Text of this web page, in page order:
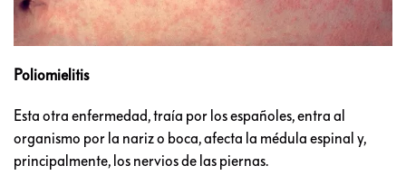
Poliomielitis
Esta otra enfermedad, traía por los españoles, entra al
organismo por la nariz o boca, afecta la médula espinal y,
principalmente, los nervios de las piernas.